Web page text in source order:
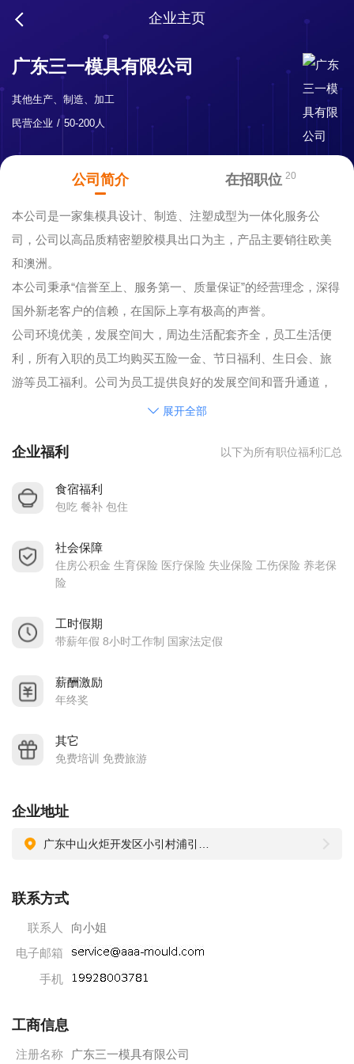
企业主页
广东三一模具有限公司
其他生产、制造、加工
民营企业
50-200人
公司简介 在招职位 20
本公司是一家集模具设计、制造、注塑成型为一体化服务公
司，公司以高品质精密塑胶模具出口为主，产品主要销往欧美
和澳洲。
本公司秉承“信誉至上、服务第一、质量保证”的经营理念，深得
国外新老客户的信赖，在国际上享有极高的声誉。
公司环境优美，发展空间大，周边生活配套齐全，员工生活便
利，所有入职的员工均购买五险一金、节日福利、生日会、旅
游等员工福利。公司为员工提供良好的发展空间和晋升通道，
为员工提供优质的培训、丰富多彩的活动。公司包吃住、空调
公司正处理高速发展期，诚邀各界有识之士的加入，我在三一
展开全部
企业福利 以下为所有职位福利汇总
食宿福利
包吃 餐补 包住
社会保障
住房公积金 生育保险 医疗保险 失业保险 工伤保险 养老保
险
工时假期
带薪年假 8小时工作制 国家法定假
薪酬激励
年终奖
其它
免费培训 免费旅游
企业地址
联系方式
联系人
向小姐
电子邮箱
手机
工商信息
注册名称 广东三一模具有限公司